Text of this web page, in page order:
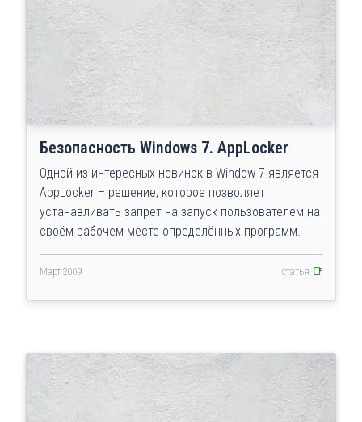
Безопасность Windows 7. AppLocker
Одной из интересных новинок в Window 7 является
AppLocker – решение, которое позволяет
устанавливать запрет на запуск пользователем на
своём рабочем месте определённых программ.
Март 2009 статья 📑